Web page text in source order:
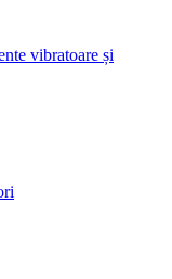
vibratoare și